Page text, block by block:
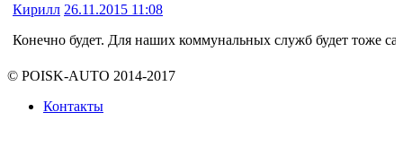
Кирилл 26.11.2015 11:08
Конечно будет. Для наших коммунальных служб будет тоже
© POISK-AUTO 2014-2017
Контакты